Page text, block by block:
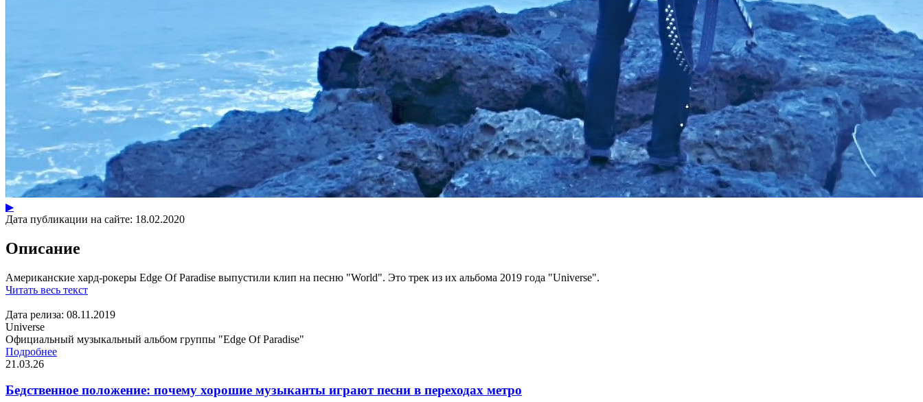
▶
Дата публикации на сайте: 18.02.2020
Описание
Американские хард-рокеры Edge Of Paradise выпустили клип на песню "World". Это трек из их альбома 2019 года "Universe".
Читать весь текст
Дата релиза: 08.11.2019
Universe
Официальный музыкальный альбом группы "Edge Of Paradise"
Подробнее
21.03.26
Бедственное положение: почему хорошие музыканты играют песни в переходах метро